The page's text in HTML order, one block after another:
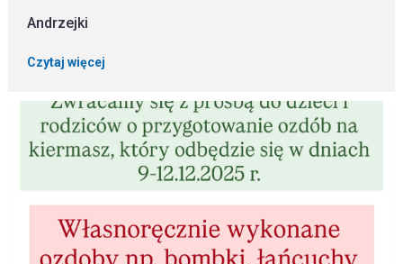
Andrzejki
Czytaj więcej